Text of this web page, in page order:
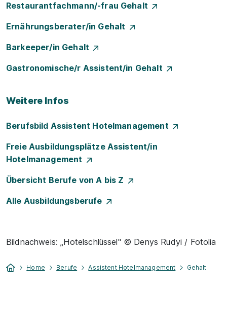
Restaurantfachmann/-frau Gehalt
Ernährungsberater/in Gehalt
Barkeeper/in Gehalt
Gastronomische/r Assistent/in Gehalt
Weitere Infos
Berufsbild Assistent Hotelmanagement
Freie Ausbildungsplätze Assistent/in
Hotelmanagement
Übersicht Berufe von A bis Z
Alle Ausbildungsberufe
Bildnachweis: „Hotelschlüssel" © Denys Rudyi / Fotolia
Home Berufe Assistent Hotelmanagement Gehalt